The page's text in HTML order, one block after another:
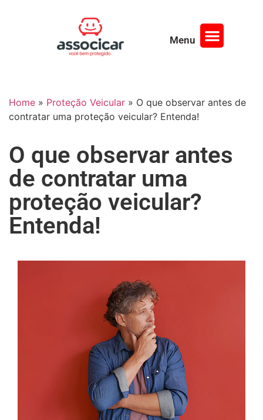
Menu
Home » Proteção Veicular » O que observar antes de
contratar uma proteção veicular? Entenda!
O que observar antes
de contratar uma
proteção veicular?
Entenda!